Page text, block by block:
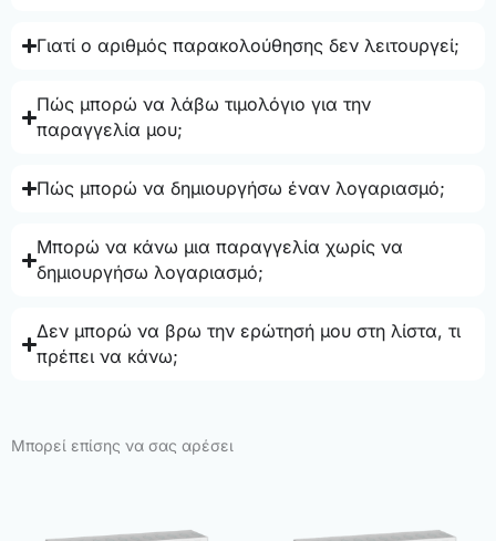
Γιατί ο αριθμός παρακολούθησης δεν λειτουργεί;
Πώς μπορώ να λάβω τιμολόγιο για την
παραγγελία μου;
Πώς μπορώ να δημιουργήσω έναν λογαριασμό;
Μπορώ να κάνω μια παραγγελία χωρίς να
δημιουργήσω λογαριασμό;
Δεν μπορώ να βρω την ερώτησή μου στη λίστα, τι
πρέπει να κάνω;
Μπορεί επίσης να σας αρέσει